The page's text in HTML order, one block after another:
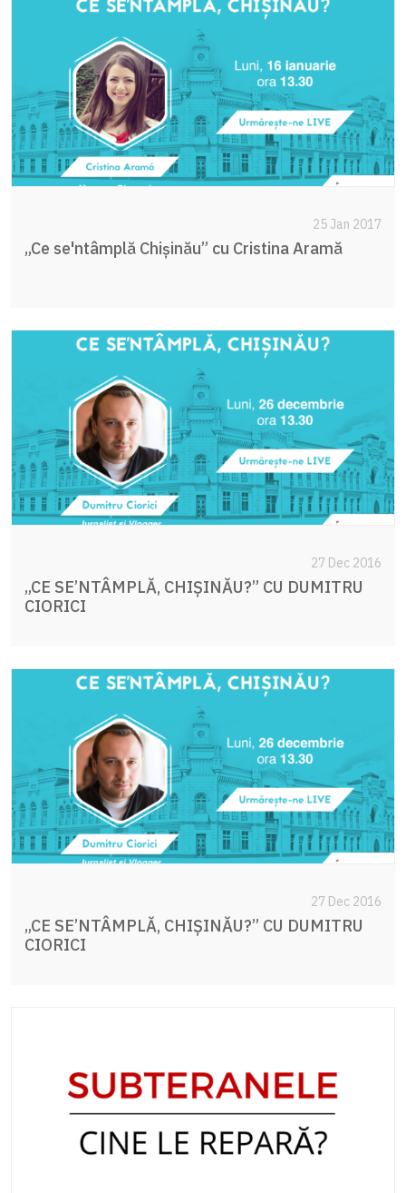
25 Jan 2017
„Ce se'ntâmplă Chișinău” cu Cristina Aramă
27 Dec 2016
„CE SE’NTÂMPLĂ, CHIȘINĂU?” CU DUMITRU
CIORICI
27 Dec 2016
„CE SE’NTÂMPLĂ, CHIȘINĂU?” CU DUMITRU
CIORICI